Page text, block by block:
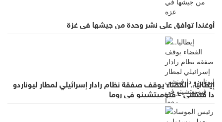
أوغندا توافق على نشر وحدة من جيشها في غزة
إيطاليا.. القضاء يوقف صفقة نظام رادار إسرائيلي لمطار ليوناردو
دا فينشي - فيوميتشينو في روما